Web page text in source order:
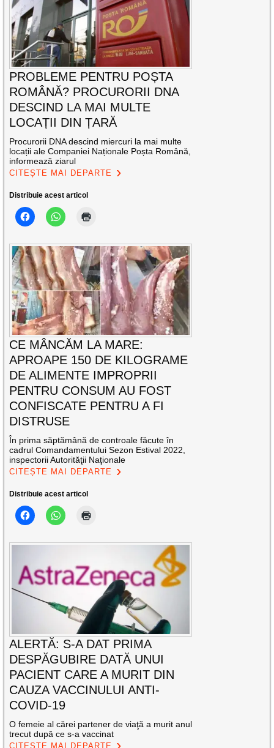
PROBLEME PENTRU POȘTA
ROMÂNĂ? PROCURORII DNA
DESCIND LA MAI MULTE
LOCAȚII DIN ȚARĂ
Procurorii DNA descind miercuri la mai multe
locații ale Companiei Naționale Poșta Română,
informează ziarul
CITEȘTE MAI DEPARTE
Distribuie acest articol
CE MÂNCĂM LA MARE:
APROAPE 150 DE KILOGRAME
DE ALIMENTE IMPROPRII
PENTRU CONSUM AU FOST
CONFISCATE PENTRU A FI
DISTRUSE
În prima săptămână de controale făcute în
cadrul Comandamentului Sezon Estival 2022,
inspectorii Autorităţii Naţionale
CITEȘTE MAI DEPARTE
Distribuie acest articol
ALERTĂ: S-A DAT PRIMA
DESPĂGUBIRE DATĂ UNUI
PACIENT CARE A MURIT DIN
CAUZA VACCINULUI ANTI-
COVID-19
O femeie al cărei partener de viaţă a murit anul
trecut după ce s-a vaccinat
CITEȘTE MAI DEPARTE